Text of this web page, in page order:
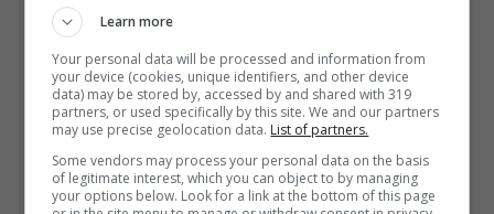
causa della decisione di separarsi, che il
cavaliere e la dama hanno confermato di
aver preso di comune accordo. Ad aver
infiammato gli animi, nella fattispecie, è stata
una Instagram storypostata da Messina
Learn more
Your personal data will be processed and information from
your device (cookies, unique identifiers, and other device
data) may be stored by, accessed by and shared with 319
partners, or used specifically by this site. We and our partners
may use precise geolocation data. List of partners.
Some vendors may process your personal data on the basis
of legitimate interest, which you can object to by managing
your options below. Look for a link at the bottom of this page